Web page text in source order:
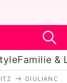
Familie &
GIULIANO